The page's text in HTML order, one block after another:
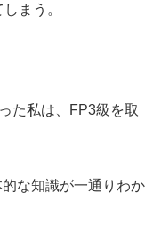
まう。
た私は、FP3級を取
な知識が一通りわか